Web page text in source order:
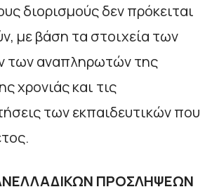
διορισμούς δεν πρόκειται
με βάση τα στοιχεία των
των αναπληρωτών της
χρονιάς και τις
των εκπαιδευτικών που
ΠΡΟΣΛΗΨΕΩΝ